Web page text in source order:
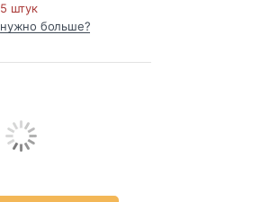
5 штук
нужно больше?